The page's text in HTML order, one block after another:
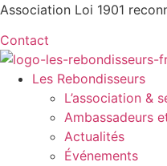
Aller
contenu
Association Loi 1901
Contact
Les Rebondisseurs
L’association &
Ambassadeurs
Actualités
Événements